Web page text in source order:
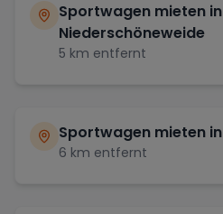
Sportwagen mieten in
Niederschöneweide
5 km entfernt
Sportwagen mieten in
6 km entfernt